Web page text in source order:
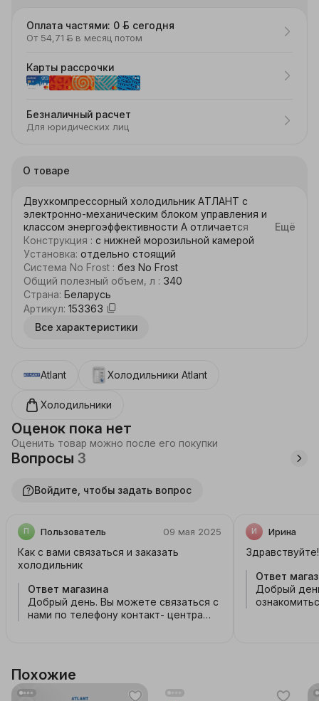
Оплата частями: 0 ƃ сегодня
От 54,71 ƃ в месяц потом
Карты рассрочки
Безналичный расчет
Для юридических лиц
О товаре
Двухкомпрессорный холодильник АТЛАНТ с
электронно-механическим блоком управления и
классом энергоэффективности А отличается
строгими, лаконичными и простыми формами. Стиль
внутреннего дизайна, наоборот, определяют
плавные линии и округлые формы. Глубокие барьеры-
полки, большие сосуды для овощей или фруктов,
пластмассовые корзины морозильной камеры,
эффектный прозрачный пластик. Новые
функциональные возможности — режимы
«Суперохлаждение» и «Отпуск». Двери
Ещё
Конструкция : с нижней морозильной камерой
Установка: отдельно стоящий
Система No Frost : без No Frost
Общий полезный объем, л : 340
Страна: Беларусь
Артикул: 153363
Все характеристики
Atlant Холодильники Atlant
Холодильники
Оценок пока нет
Оценить товар можно после его покупки
Вопросы 3
Войдите, чтобы задать вопрос
П Пользователь 09 мая 2025
Как с вами связаться и заказать
холодильник
Ответ магазина
Добрый день. Вы можете связаться с
нами по телефону контакт- центра
И Ирина
Ответ
Добрый
Похожие